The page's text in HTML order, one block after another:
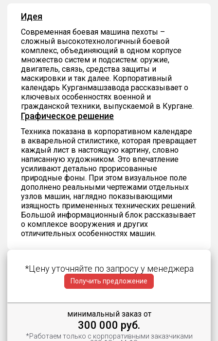
Идея
Современная боевая машина пехоты –
сложный высокотехнологичный боевой
комплекс, объединяющий в одном корпусе
множество систем и подсистем: оружие,
двигатель, связь, средства защиты и
маскировки и так далее. Корпоративный
календарь Курганмашзавода рассказывает о
ключевых особенностях военной и
гражданской техники, выпускаемой в Кургане.
Графическое решение
Техника показана в корпоративном календаре
в акварельной стилистике, которая превращает
каждый лист в настоящую картину, словно
написанную художником. Это впечатление
усиливают детально прорисованные
природные фоны. При этом визуальное поле
дополнено реальными чертежами отдельных
узлов машин, наглядно показывающими
изящность примененных технических решений.
Большой информационный блок рассказывает
о комплексе вооружения и других
отличительных особенностях машин.
*Цену уточняйте по запросу у менеджера
Получить предложение
минимальный заказ от
300 000 руб.
*Работаем только с корпоративными заказчиками